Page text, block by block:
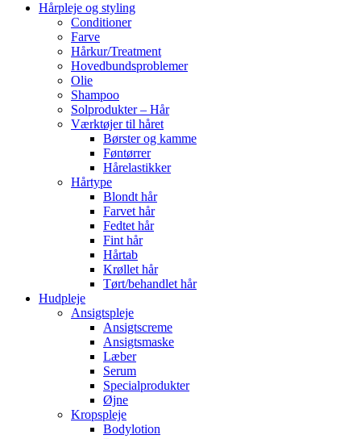
Hårpleje og styling
Conditioner
Farve
Hårkur/Treatment
Hovedbundsproblemer
Olie
Shampoo
Solprodukter – Hår
Værktøjer til håret
Børster og kamme
Føntørrer
Hårelastikker
Hårtype
Blondt hår
Farvet hår
Fedtet hår
Fint hår
Hårtab
Krøllet hår
Tørt/behandlet hår
Hudpleje
Ansigtspleje
Ansigtscreme
Ansigtsmaske
Læber
Serum
Specialprodukter
Øjne
Kropspleje
Bodylotion